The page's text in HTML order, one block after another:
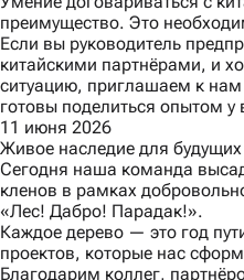
преимущество. Это
Если вы руководитель
китайскими партнёрами, и
ситуацию, приглашаем к
готовы поделиться опытом у
11 июня 2026
Живое наследие для
Сегодня наша команда
кленов в рамках
«Лес! Дабро! Парадак!».
Каждое дерево — это год
проектов, которые нас
Благодарим коллег,